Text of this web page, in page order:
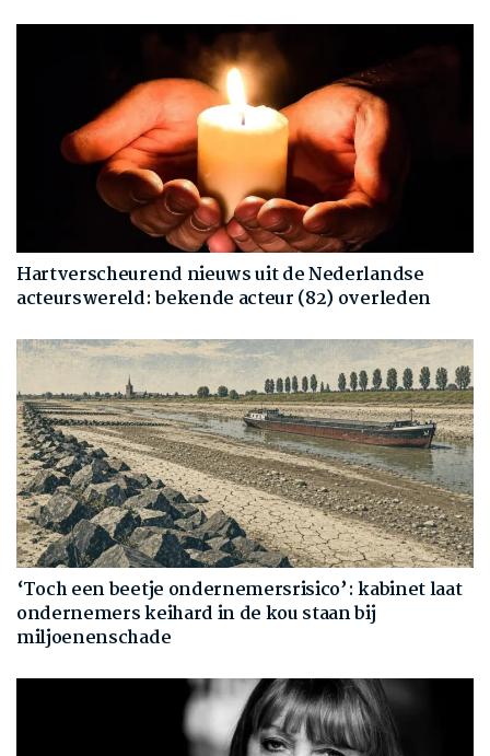
Hartverscheurend nieuws uit de Nederlandse
acteurswereld: bekende acteur (82) overleden
‘Toch een beetje ondernemersrisico’: kabinet laat
ondernemers keihard in de kou staan bij
miljoenenschade